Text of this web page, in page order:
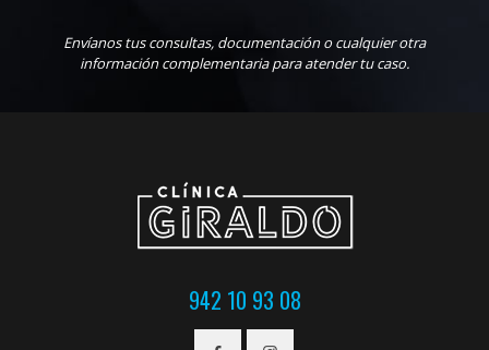
Envíanos tus consultas, documentación o cualquier otra
información complementaria para atender tu caso.
942 10 93 08